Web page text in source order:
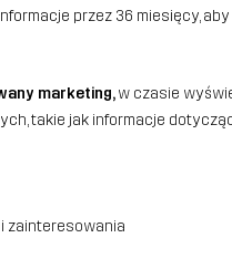
przez 36 miesięcy,
marketing,w czasie
takie jak informacje
i zainteresowania